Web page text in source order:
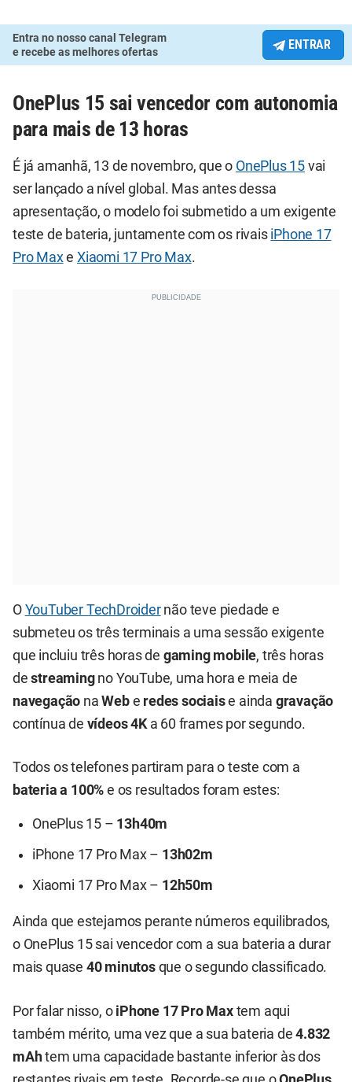
Entra no nosso canal Telegram
e recebe as melhores ofertas
ENTRAR
OnePlus 15 sai vencedor com autonomia
para mais de 13 horas
É já amanhã, 13 de novembro, que o OnePlus 15 vai
ser lançado a nível global. Mas antes dessa
apresentação, o modelo foi submetido a um exigente
teste de bateria, juntamente com os rivais iPhone 17
Pro MaxeXiaomi 17 Pro Max.
O YouTuber TechDroidernão teve piedade e
submeteu os três terminais a uma sessão exigente
que incluiu três horas de gaming mobile, três horas
destreaming no YouTube, uma hora e meia de
navegação naWeb e redes sociaise ainda gravação
contínua de vídeos 4K a 60 frames por segundo.
Todos os telefones partiram para o teste com a
bateria a 100% e os resultados foram estes:
OnePlus 15 – 13h40m
iPhone 17 Pro Max – 13h02m
Xiaomi 17 Pro Max – 12h50m
Ainda que estejamos perante números equilibrados,
o OnePlus 15 sai vencedor com a sua bateria a durar
mais quase 40 minutosque o segundo classificado.
Por falar nisso, o iPhone 17 Pro Maxtem aqui
também mérito, uma vez que a sua bateria de4.832
mAhtem uma capacidade bastante inferior às dos